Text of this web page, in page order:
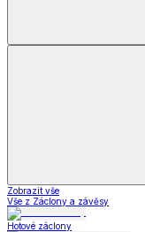
Zobrazit vše
Vše z Záclony a závěsy
Hotové záclony